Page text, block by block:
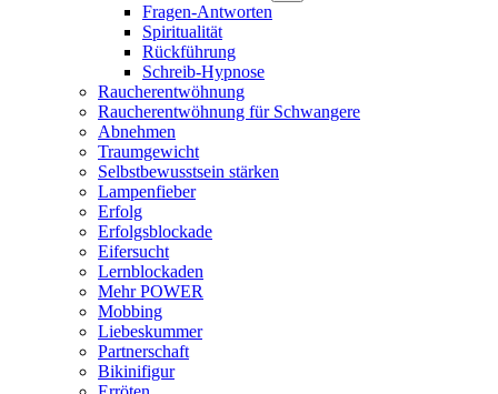
Fragen-Antworten
Spiritualität
Rückführung
Schreib-Hypnose
Raucherentwöhnung
Raucherentwöhnung für Schwangere
Abnehmen
Traumgewicht
Selbstbewusstsein stärken
Lampenfieber
Erfolg
Erfolgsblockade
Eifersucht
Lernblockaden
Mehr POWER
Mobbing
Liebeskummer
Partnerschaft
Bikinifigur